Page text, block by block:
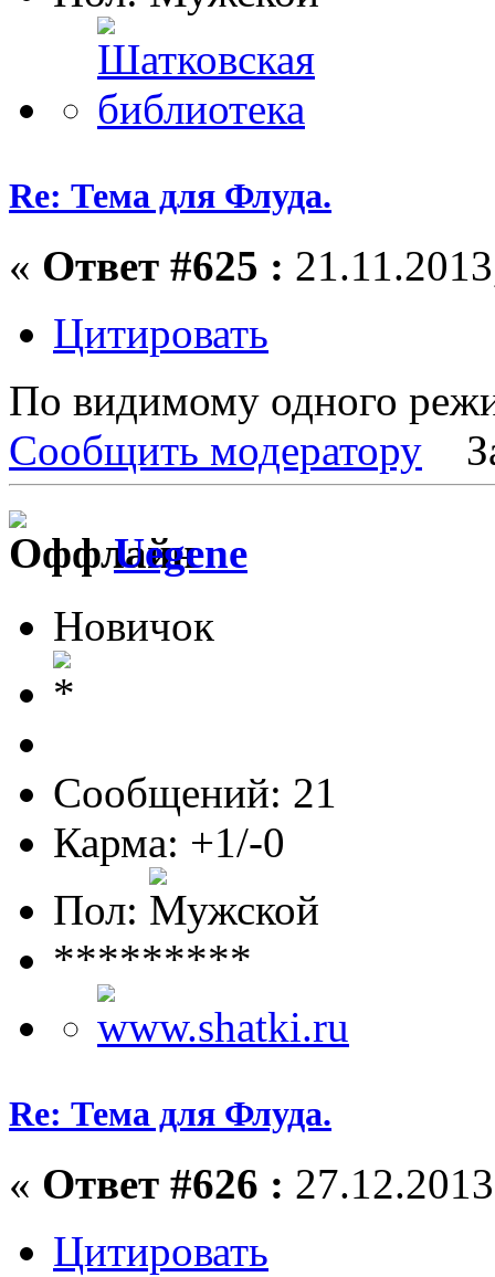
Re: Тема для Флуда.
« Ответ #625 :
Цитировать
По видимому одного
Сообщить модератору
Uegene
Новичок
Сообщений: 21
Карма: +1/-0
Пол:
*********
Re: Тема для Флуда.
« Ответ #626 :
Цитировать